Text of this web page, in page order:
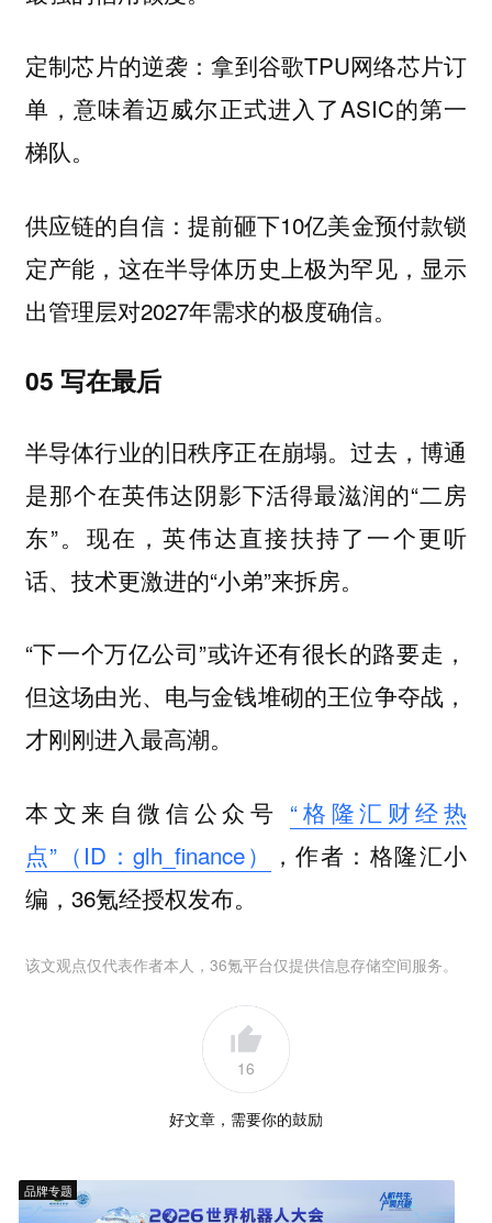
定制芯片的逆袭：拿到谷歌TPU网络芯片订
单，意味着迈威尔正式进入了ASIC的第一
梯队。
供应链的自信：提前砸下10亿美金预付款锁
定产能，这在半导体历史上极为罕见，显示
出管理层对2027年需求的极度确信。
05 写在最后
半导体行业的旧秩序正在崩塌。过去，博通
是那个在英伟达阴影下活得最滋润的“二房
东”。现在，英伟达直接扶持了一个更听
话、技术更激进的“小弟”来拆房。
“下一个万亿公司”或许还有很长的路要走，
但这场由光、电与金钱堆砌的王位争夺战，
才刚刚进入最高潮。
本文来自微信公众号 “格隆汇财经热
点”（ID：glh_finance）
，作者：格隆汇小
编，36氪经授权发布。
该文观点仅代表作者本人，36氪平台仅提供信息存储空间服务。
16
好文章，需要你的鼓励
品牌专题